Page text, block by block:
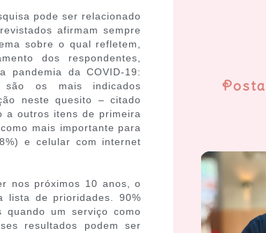
pode ser relacionado
afirmam sempre
sobre o qual refletem,
dos respondentes,
pandemia da COVID-19:
são os mais indicados
neste quesito – citado
a outros itens de primeira
mais importante para
e celular com internet
nos próximos 10 anos, o
lista de prioridades. 90%
um serviço como
resultados podem ser